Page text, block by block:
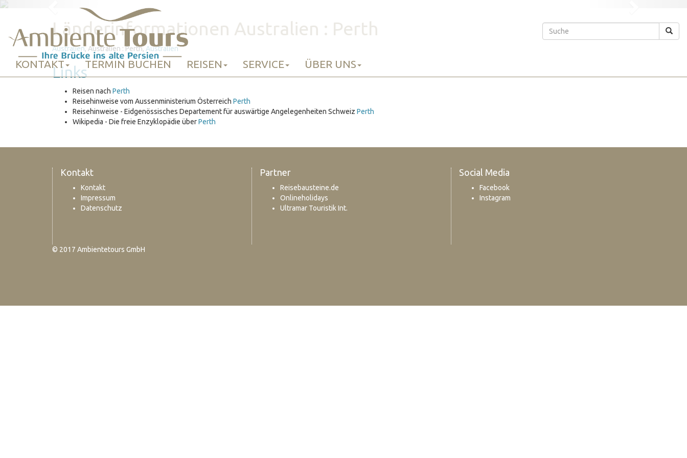
Previous
KONTAKT TERMIN BUCHEN REISEN SERVICE ÜBER UNS
Länderinformationen Australien : Perth
Australien, Australien : Perth,Australien
Links
Reisen nach Perth
Reisehinweise vom Aussenministerium Österreich Perth
Reisehinweise - Eidgenössisches Departement für auswärtige Angelegenheiten Schweiz Perth
Wikipedia - Die freie Enzyklopädie überPerth
Kontakt
Kontakt
Impressum
Datenschutz
Partner
Reisebausteine.de
Onlineholidays
Ultramar Touristik Int.
Social Media
Facebook
Instagram
© 2017 Ambientetours GmbH